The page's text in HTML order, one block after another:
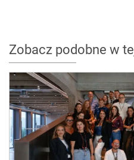
Zobacz podobne w